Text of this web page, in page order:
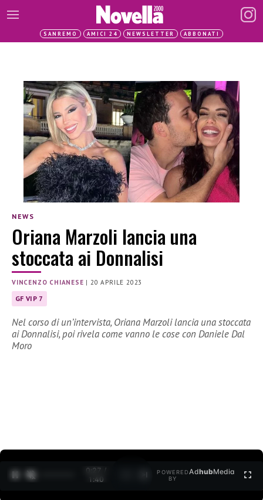
SANREMO AMICI 24 NEWSLETTER ABBONATI
NEWS
Oriana Marzoli lancia una
stoccata ai Donnalisi
VINCENZO CHIANESE |20 APRILE 2023
GF VIP 7
Nel corso di un’intervista, Oriana Marzoli lancia una stoccata
ai Donnalisi, poi rivela come vanno le cose con Daniele Dal
Moro
0:28 /
1:40
POWERED
BY
AdhubMedia